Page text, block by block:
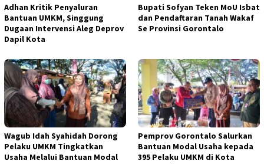
Adhan Kritik Penyaluran
Bantuan UMKM, Singgung
Dugaan Intervensi Aleg Deprov
Dapil Kota
Bupati Sofyan Teken MoU Isbat
dan Pendaftaran Tanah Wakaf
Se Provinsi Gorontalo
Wagub Idah Syahidah Dorong
Pelaku UMKM Tingkatkan
Usaha Melalui Bantuan Modal
Pemprov Gorontalo Salurkan
Bantuan Modal Usaha kepada
395 Pelaku UMKM di Kota